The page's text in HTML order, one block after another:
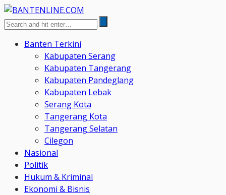
Banten Terkini
Kabupaten Serang
Kabupaten Tangerang
Kabupaten Pandeglang
Kabupaten Lebak
Serang Kota
Tangerang Kota
Tangerang Selatan
Cilegon
Nasional
Politik
Hukum & Kriminal
Ekonomi & Bisnis